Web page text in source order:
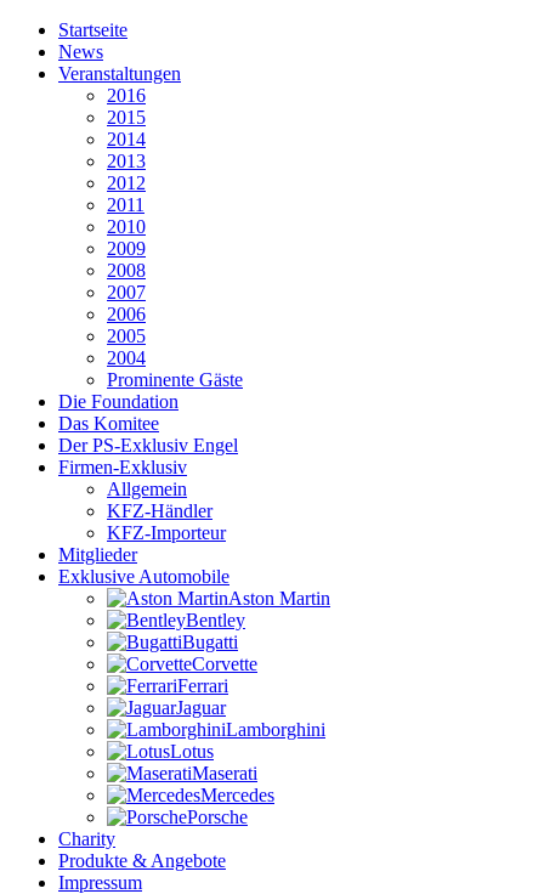
Startseite
News
Veranstaltungen
2016
2015
2014
2013
2012
2011
2010
2009
2008
2007
2006
2005
2004
Prominente Gäste
Die Foundation
Das Komitee
Der PS-Exklusiv Engel
Firmen-Exklusiv
Allgemein
KFZ-Händler
KFZ-Importeur
Mitglieder
Exklusive Automobile
Aston Martin
Bentley
Bugatti
Corvette
Ferrari
Jaguar
Lamborghini
Lotus
Maserati
Mercedes
Porsche
Charity
Produkte & Angebote
Impressum